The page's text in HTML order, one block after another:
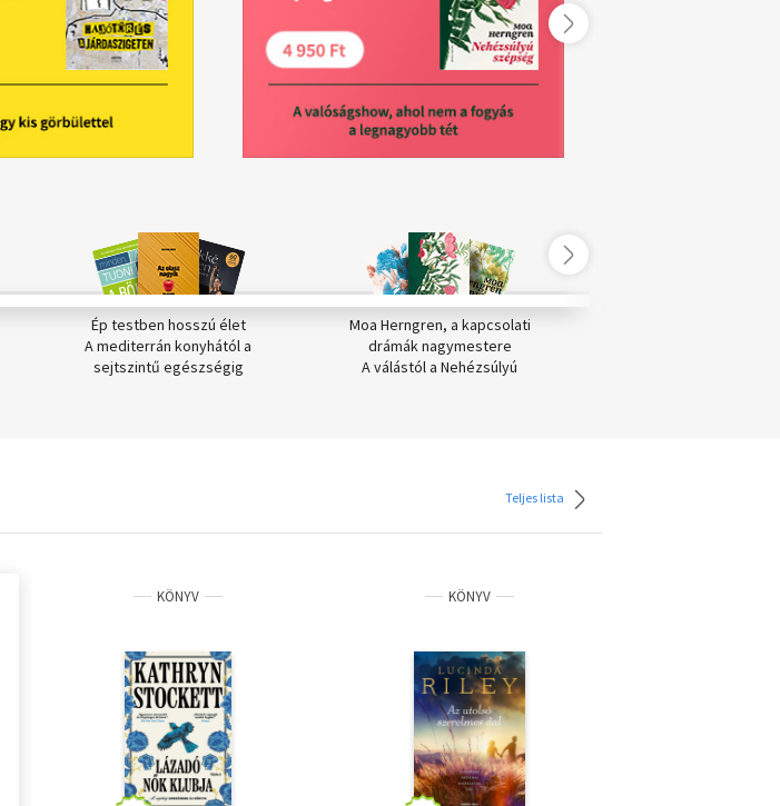
Ép testben hosszú élet
A mediterrán konyhától a
sejtszintű egészségig
Moa Herngren, a kapcsolati
drámák nagymestere
A válástól a Nehézsúlyú
Teljes lista
KÖNYV KÖNYV